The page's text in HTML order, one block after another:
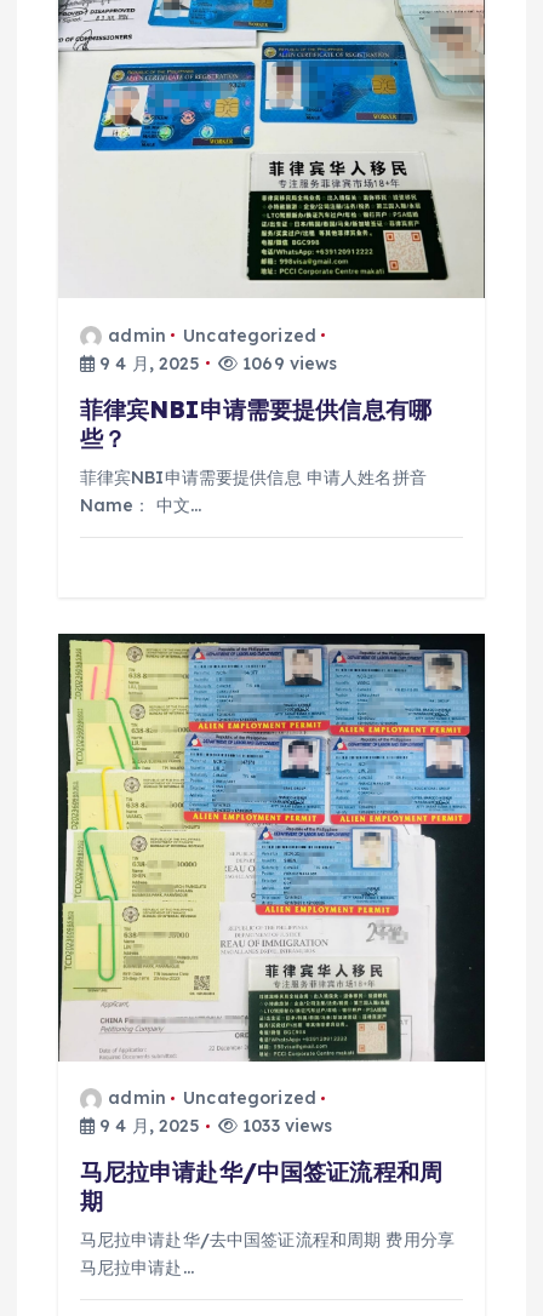
admin
Uncategorized
9 4 月, 2025
1069 views
菲律宾NBI申请需要提供信息有哪
些？
菲律宾NBI申请需要提供信息 申请人姓名拼音
Name： 中文…
admin
Uncategorized
9 4 月, 2025
1033 views
马尼拉申请赴华/中国签证流程和周
期
马尼拉申请赴华/去中国签证流程和周期 费用分享
马尼拉申请赴…